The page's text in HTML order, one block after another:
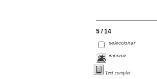
5 / 14
seleccionar
imprimir
Text complet